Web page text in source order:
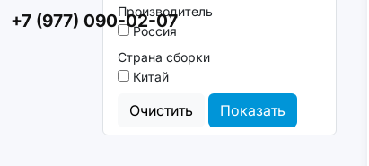
+7 (977) 090-02-07
Производитель
Россия
Страна сборки
Китай
Очистить Показать